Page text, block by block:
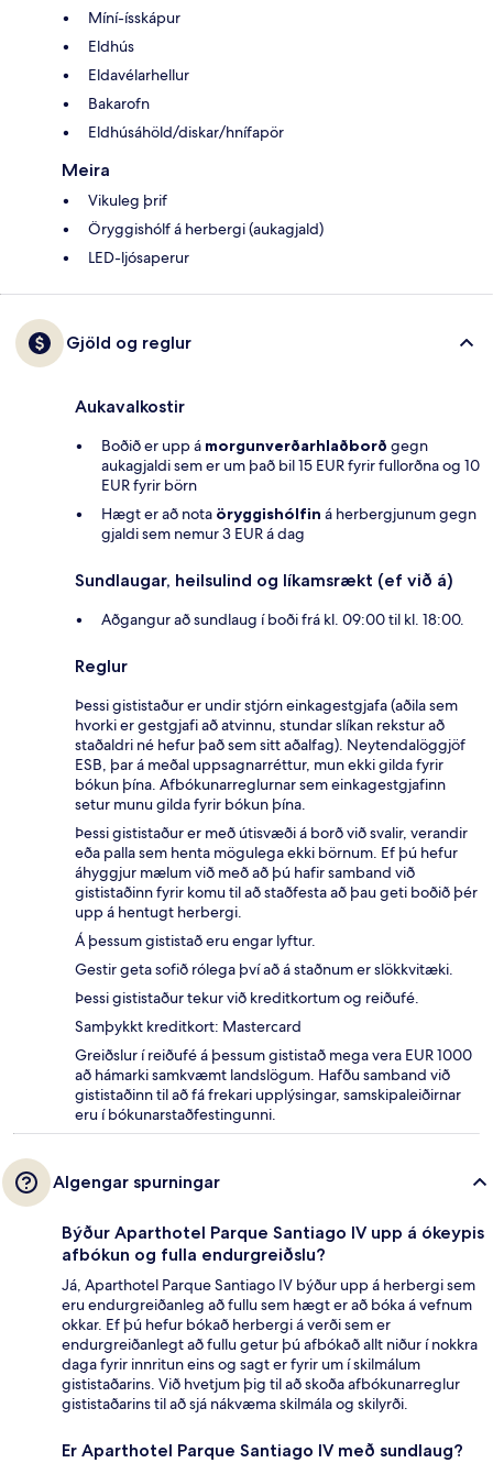
Míní-ísskápur
Eldhús
Eldavélarhellur
Bakarofn
Eldhúsáhöld/diskar/hnífapör
Meira
Vikuleg þrif
Öryggishólf á herbergi (aukagjald)
LED-ljósaperur
Gjöld og reglur
Aukavalkostir
Boðið er upp á morgunverðarhlaðborð gegn
aukagjaldi sem er um það bil 15 EUR fyrir fullorðna og 10
EUR fyrir börn
Hægt er að nota öryggishólfin á herbergjunum gegn
gjaldi sem nemur 3 EUR á dag
Sundlaugar, heilsulind og líkamsrækt (ef við á)
Aðgangur að sundlaug í boði frá kl. 09:00 til kl. 18:00.
Reglur
Þessi gististaður er undir stjórn einkagestgjafa (aðila sem
hvorki er gestgjafi að atvinnu, stundar slíkan rekstur að
staðaldri né hefur það sem sitt aðalfag). Neytendalöggjöf
ESB, þar á meðal uppsagnarréttur, mun ekki gilda fyrir
bókun þína. Afbókunarreglurnar sem einkagestgjafinn
setur munu gilda fyrir bókun þína.
Þessi gististaður er með útisvæði á borð við svalir, verandir
eða palla sem henta mögulega ekki börnum. Ef þú hefur
áhyggjur mælum við með að þú hafir samband við
gististaðinn fyrir komu til að staðfesta að þau geti boðið þér
upp á hentugt herbergi.
Á þessum gististað eru engar lyftur.
Gestir geta sofið rólega því að á staðnum er slökkvitæki.
Þessi gististaður tekur við kreditkortum og reiðufé.
Samþykkt kreditkort: Mastercard
Greiðslur í reiðufé á þessum gististað mega vera EUR 1000
að hámarki samkvæmt landslögum. Hafðu samband við
gististaðinn til að fá frekari upplýsingar, samskipaleiðirnar
eru í bókunarstaðfestingunni.
Algengar spurningar
Býður Aparthotel Parque Santiago IV upp á ókeypis
afbókun og fulla endurgreiðslu?
Já, Aparthotel Parque Santiago IV býður upp á herbergi sem
eru endurgreiðanleg að fullu sem hægt er að bóka á vefnum
okkar. Ef þú hefur bókað herbergi á verði sem er
endurgreiðanlegt að fullu getur þú afbókað allt niður í nokkra
daga fyrir innritun eins og sagt er fyrir um í skilmálum
gististaðarins. Við hvetjum þig til að skoða afbókunarreglur
gististaðarins til að sjá nákvæma skilmála og skilyrði.
Er Aparthotel Parque Santiago IV með sundlaug?